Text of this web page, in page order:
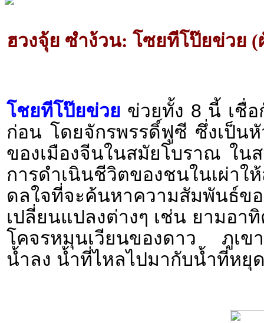
ฮวงจุ้ย ซำง้วน: โซยทีโป๊ยข่วย
โชยทีโป๊ยข่วย ข่วยทั้ง 8 นี้ เชื่
ก่อน โดยจักรพรรดิ์ฟูซี ซึ่งเป็น
ของเมืองจีนในสมัยโบราณ ใน
การดำเนินชีวิตของชนในเผ่า
ดลใจที่จะค้นหาความสัมพัน
เปลี่ยนแปลงต่างๆ เช่น ยามอ
โคจรหมุนเวียนของดาว ภูเข
น้ำลง น้ำที่ไหลไปมากับน้ำที่หยุ